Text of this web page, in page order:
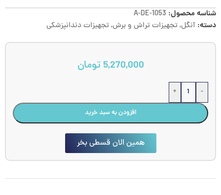
شناسه محصول: A-DE-1053
دسته: آنگل,تجهیزات تراش و برش,تجهیزات دندانپزشکی
5,270,000 تومان
-
+
افزودن به سبد خرید
همین الان قسطی بخر